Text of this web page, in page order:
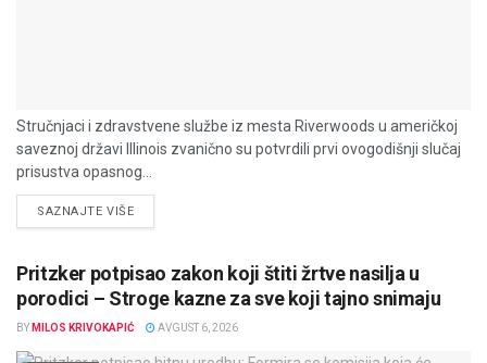
Stručnjaci i zdravstvene službe iz mesta Riverwoods u američkoj
saveznoj državi Illinois zvanično su potvrdili prvi ovogodišnji slučaj
prisustva opasnog...
SAZNAJTE VIŠEDETAILS
Pritzker potpisao zakon koji štiti žrtve nasilja u
porodici – Stroge kazne za sve koji tajno snimaju
BY MILOS KRIVOKAPIĆ AVGUST 6, 2026